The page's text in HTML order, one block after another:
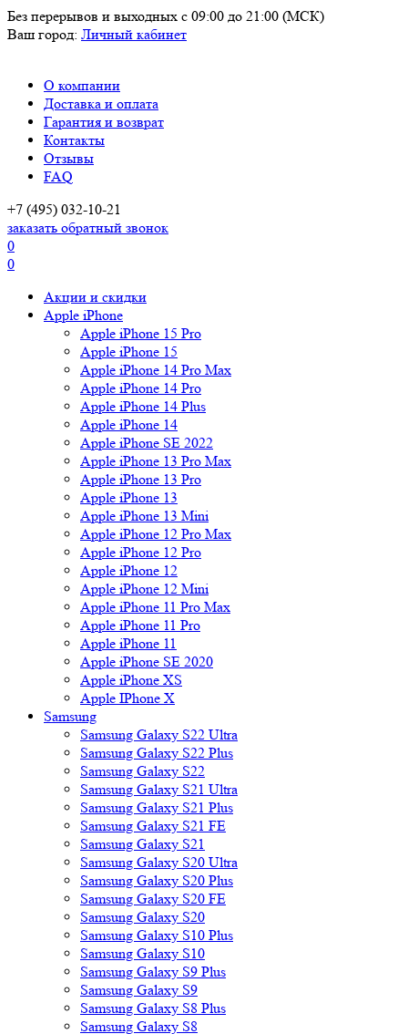
Без перерывов и выходных с 09:00 до 21:00 (МСК)
Ваш город: Личный кабинет
О компании
Доставка и оплата
Гарантия и возврат
Контакты
Отзывы
FAQ
+7 (495) 032-10-21
заказать обратный звонок
0
0
Акции и скидки
Apple iPhone
Apple iPhone 15 Pro
Apple iPhone 15
Apple iPhone 14 Pro Max
Apple iPhone 14 Pro
Apple iPhone 14 Plus
Apple iPhone 14
Apple iPhone SE 2022
Apple iPhone 13 Pro Max
Apple iPhone 13 Pro
Apple iPhone 13
Apple iPhone 13 Mini
Apple iPhone 12 Pro Max
Apple iPhone 12 Pro
Apple iPhone 12
Apple iPhone 12 Mini
Apple iPhone 11 Pro Max
Apple iPhone 11 Pro
Apple iPhone 11
Apple iPhone SE 2020
Apple iPhone XS
Apple IPhone X
Samsung
Samsung Galaxy S22 Ultra
Samsung Galaxy S22 Plus
Samsung Galaxy S22
Samsung Galaxy S21 Ultra
Samsung Galaxy S21 Plus
Samsung Galaxy S21 FE
Samsung Galaxy S21
Samsung Galaxy S20 Ultra
Samsung Galaxy S20 Plus
Samsung Galaxy S20 FE
Samsung Galaxy S20
Samsung Galaxy S10 Plus
Samsung Galaxy S10
Samsung Galaxy S9 Plus
Samsung Galaxy S9
Samsung Galaxy S8 Plus
Samsung Galaxy S8